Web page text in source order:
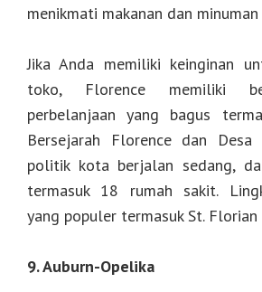
menikmati makanan dan
Jika Anda memiliki keinginan
toko, Florence memiliki
perbelanjaan yang bagus
Bersejarah Florence dan Desa
politik kota berjalan sedang,
termasuk 18 rumah sakit.
yang populer termasuk St.
9. Auburn-Opelika